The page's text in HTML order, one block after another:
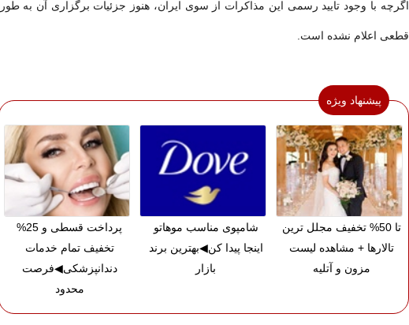
اگرچه با وجود تایید رسمی این مذاکرات از سوی ایران، هنوز جزئیات برگزاری آن به طور
قطعی اعلام نشده است.
پیشنهاد ویژه
تا 50% تخفیف مجلل ترین
تالارها + مشاهده لیست
مزون و آتلیه
شامپوی مناسب موهاتو
اینجا پیدا کن◀بهترین برند
بازار
پرداخت قسطی و 25%
تخفیف تمام خدمات
دندانپزشکی◀فرصت
محدود